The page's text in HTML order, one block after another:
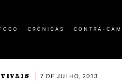
CRÓNICAS CONTRA-
7 DE JULHO, 2013